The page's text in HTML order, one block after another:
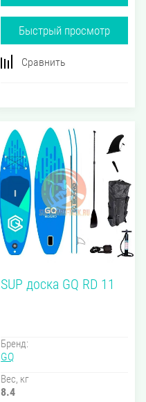
Быстрый просмотр
Сравнить
SUP доска GQ RD 11
Бренд:
GQ
Вес, кг
8.4